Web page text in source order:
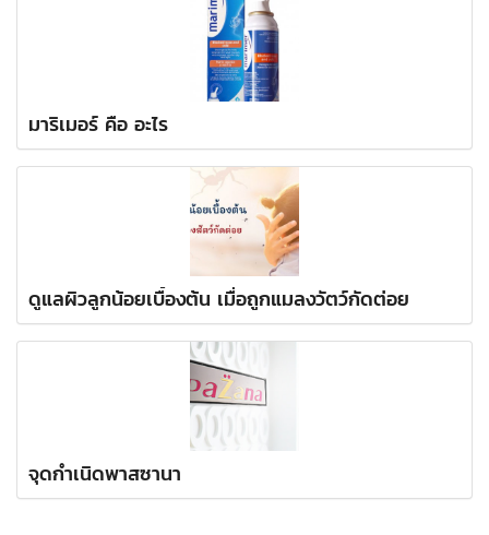
มาริเมอร์ คือ อะไร
ดูแลผิวลูกน้อยเบื้องต้น เมื่อถูกแมลงวัตว์กัดต่อย
จุดกำเนิดพาสซานา